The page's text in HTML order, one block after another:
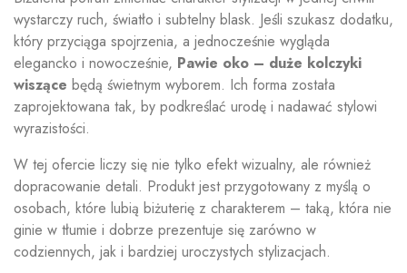
wystarczy ruch, światło i subtelny blask. Jeśli szukasz dodatku,
który przyciąga spojrzenia, a jednocześnie wygląda
elegancko i nowocześnie, Pawie oko – duże kolczyki
wiszące będą świetnym wyborem. Ich forma została
zaprojektowana tak, by podkreślać urodę i nadawać stylowi
wyrazistości.
W tej ofercie liczy się nie tylko efekt wizualny, ale również
dopracowanie detali. Produkt jest przygotowany z myślą o
osobach, które lubią biżuterię z charakterem – taką, która nie
ginie w tłumie i dobrze prezentuje się zarówno w
codziennych, jak i bardziej uroczystych stylizacjach.